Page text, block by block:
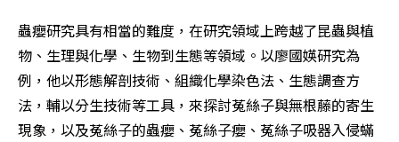
蟲癭研究具有相當的難度，在研究領域上跨越了昆蟲與植
物、生理與化學、生物到生態等領域。以廖國媖研究為
例，他以形態解剖技術、組織化學染色法、生態調查方
法，輔以分生技術等工具，來探討菟絲子與無根藤的寄生
現象，以及菟絲子的蟲癭、菟絲子癭、菟絲子吸器入侵蟎